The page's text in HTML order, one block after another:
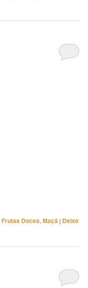
Frutas Doces, Maçã | Deixe